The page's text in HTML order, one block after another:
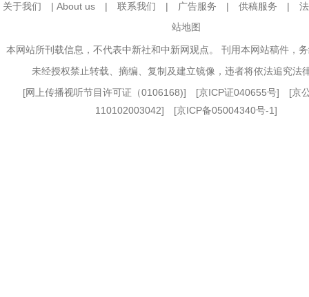
关于我们 | About us | 联系我们 | 广告服务 | 供稿服务 |
站地图
本网站所刊载信息，不代表中新社和中新网观点。 刊用本网站稿件，
未经授权禁止转载、摘编、复制及建立镜像，违者将依法追究法
[网上传播视听节目许可证（0106168)] [京ICP证040655号] [京
110102003042] [京ICP备05004340号-1]